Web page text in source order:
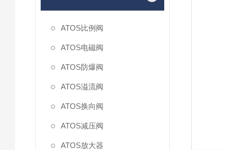
ATOS比例阀
ATOS电磁阀
ATOS防爆阀
ATOS溢流阀
ATOS换向阀
ATOS减压阀
ATOS放大器